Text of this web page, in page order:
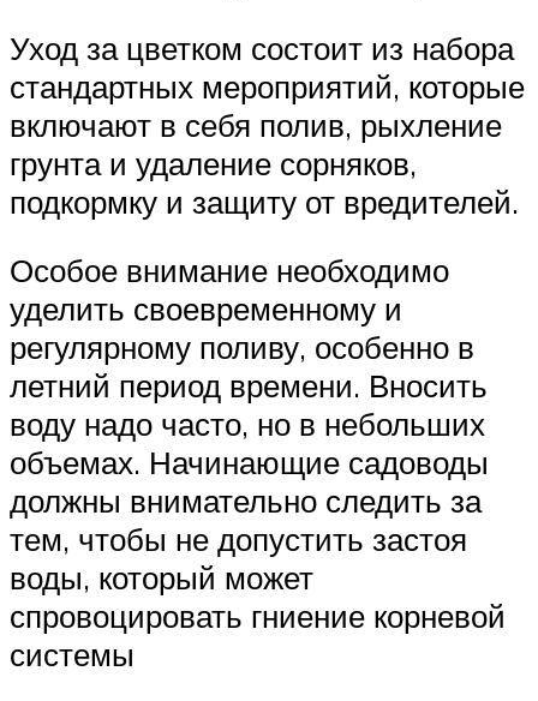
Уход за цветком состоит из набора
стандартных мероприятий, которые
включают в себя полив, рыхление
грунта и удаление сорняков,
подкормку и защиту от вредителей.
Особое внимание необходимо
уделить своевременному и
регулярному поливу, особенно в
летний период времени. Вносить
воду надо часто, но в небольших
объемах. Начинающие садоводы
должны внимательно следить за
тем, чтобы не допустить застоя
воды, который может
спровоцировать гниение корневой
системы